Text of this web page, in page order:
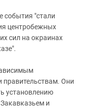
события "стали
центробежных
сил на окраинах
Они
установлению
и